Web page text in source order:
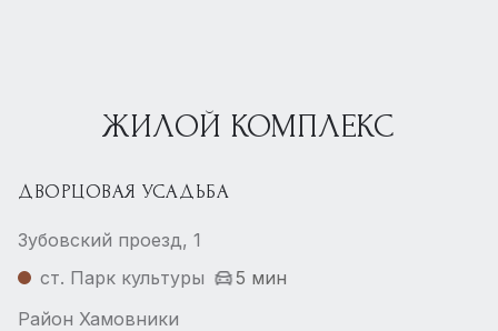
ЖИЛОЙ КОМПЛЕКС
ДВОРЦОВАЯ УСАДЬБА
Зубовский проезд, 1
ст. Парк культуры
5 мин
Район Хамовники